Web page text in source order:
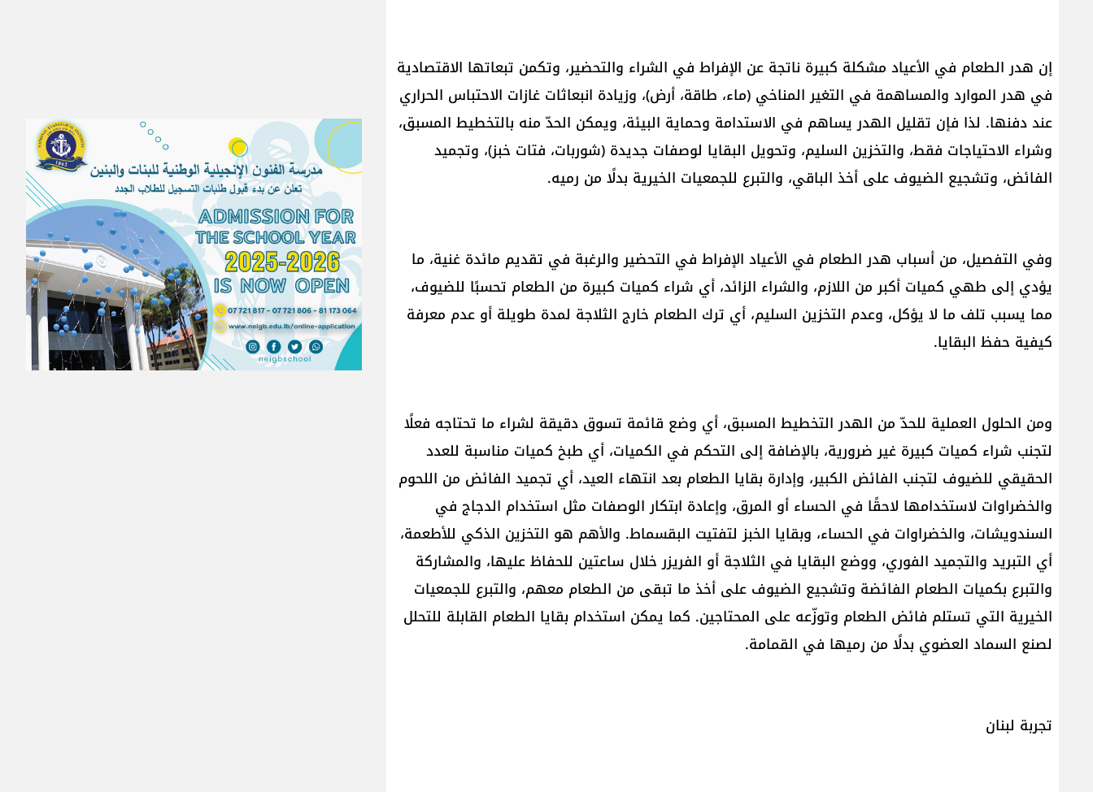
إن هدر الطعام في الأعياد مشكلة كبيرة ناتجة عن الإفراط في الشراء والتحضير، وتكمن تبعاتها الاقتصادية
في هدر الموارد والمساهمة في التغير المناخي (ماء، طاقة، أرض)، وزيادة انبعاثات غازات الاحتباس الحراري
عند دفنها. لذا فإن تقليل الهدر يساهم في الاستدامة وحماية البيئة، ويمكن الحدّ منه بالتخطيط المسبق،
وشراء الاحتياجات فقط، والتخزين السليم، وتحويل البقايا لوصفات جديدة (شوربات، فتات خبز)، وتجميد
الفائض، وتشجيع الضيوف على أخذ الباقي، والتبرع للجمعيات الخيرية بدلًا من رميه.
وفي التفصيل، من أسباب هدر الطعام في الأعياد الإفراط في التحضير والرغبة في تقديم مائدة غنية، ما
يؤدي إلى طهي كميات أكبر من اللازم، والشراء الزائد، أي شراء كميات كبيرة من الطعام تحسبًا للضيوف،
مما يسبب تلف ما لا يؤكل، وعدم التخزين السليم، أي ترك الطعام خارج الثلاجة لمدة طويلة أو عدم معرفة
كيفية حفظ البقايا.
ومن الحلول العملية للحدّ من الهدر التخطيط المسبق، أي وضع قائمة تسوق دقيقة لشراء ما تحتاجه فعلًا
لتجنب شراء كميات كبيرة غير ضرورية، بالإضافة إلى التحكم في الكميات، أي طبخ كميات مناسبة للعدد
الحقيقي للضيوف لتجنب الفائض الكبير، وإدارة بقايا الطعام بعد انتهاء العيد، أي تجميد الفائض من اللحوم
والخضراوات لاستخدامها لاحقًا في الحساء أو المرق، وإعادة ابتكار الوصفات مثل استخدام الدجاج في
السندويشات، والخضراوات في الحساء، وبقايا الخبز لتفتيت البقسماط. والأهم هو التخزين الذكي للأطعمة،
أي التبريد والتجميد الفوري، ووضع البقايا في الثلاجة أو الفريزر خلال ساعتين للحفاظ عليها، والمشاركة
والتبرع بكميات الطعام الفائضة وتشجيع الضيوف على أخذ ما تبقى من الطعام معهم، والتبرع للجمعيات
الخيرية التي تستلم فائض الطعام وتوزّعه على المحتاجين. كما يمكن استخدام بقايا الطعام القابلة للتحلل
لصنع السماد العضوي بدلًا من رميها في القمامة.
تجربة لبنان